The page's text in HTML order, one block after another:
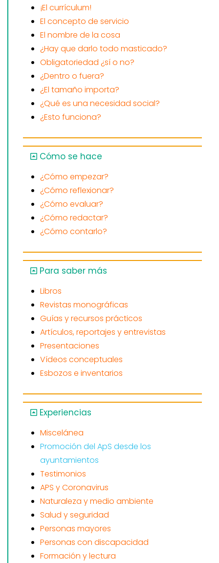
¡El currículum!
El concepto de servicio
El nombre de la cosa
¿Hay que darlo todo masticado?
Obligatoriedad ¿sí o no?
¿Dentro o fuera?
¿El tamaño importa?
¿Qué es una necesidad social?
¿Esto funciona?
Cómo se hace
¿Cómo empezar?
¿Cómo reflexionar?
¿Cómo evaluar?
¿Cómo redactar?
¿Cómo contarlo?
Para saber más
Libros
Revistas monográficas
Guías y recursos prácticos
Artículos, reportajes y entrevistas
Presentaciones
Vídeos conceptuales
Esbozos e inventarios
Experiencias
Miscelánea
Promoción del ApS desde los
ayuntamientos
Testimonios
APS y Coronavirus
Naturaleza y medio ambiente
Salud y seguridad
Personas mayores
Personas con discapacidad
Formación y lectura